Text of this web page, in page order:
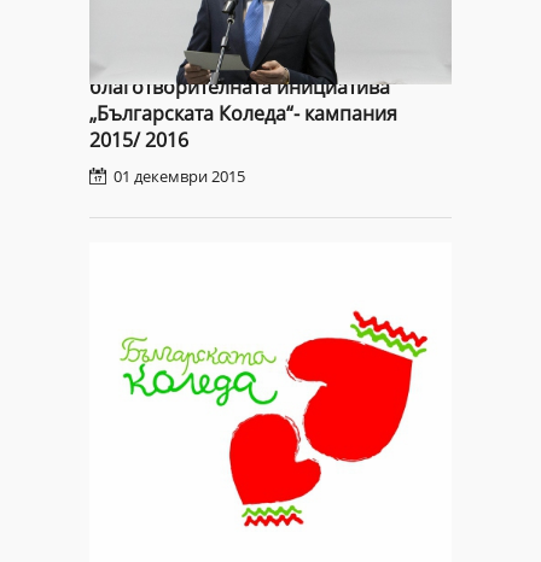
Президента Росен Плевнелиев обяви
началото на новото издание на
благотворителната инициатива
„Българската Коледа“- кампания
2015/ 2016
01 декември 2015
РЕЗУЛТАТИ, ПОСТИГНАТИ ОТ
БЛАГОТВОРИТЕЛНАТА ИНИЦИАТИВА